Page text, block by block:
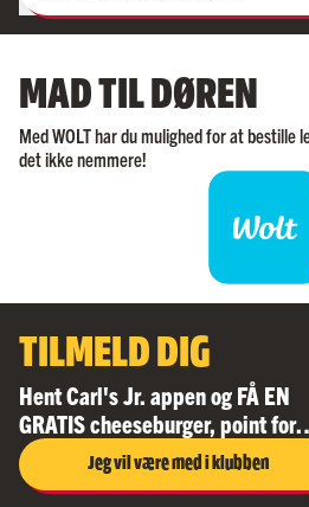
MAD TIL DØREN
Med WOLT har du mulighed for at bestille
det ikke nemmere!
TILMELD DIG
Hent Carl's Jr. appen og FÅ EN
GRATIS cheeseburger, point for
dine køb, sjove spil og nye lækre
deals hver måned
Jeg vil være med i klubben